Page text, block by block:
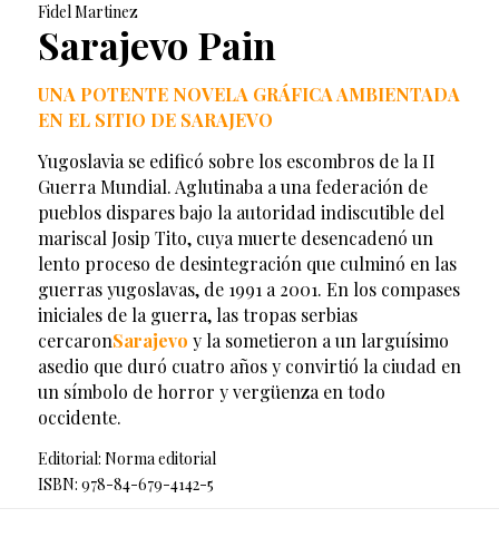
Fidel Martinez
Sarajevo Pain
UNA POTENTE NOVELA GRÁFICA AMBIENTADA
EN EL SITIO DE SARAJEVO
Yugoslavia se edificó sobre los escombros de la II
Guerra Mundial. Aglutinaba a una federación de
pueblos dispares bajo la autoridad indiscutible del
mariscal Josip Tito, cuya muerte desencadenó un
lento proceso de desintegración que culminó en las
guerras yugoslavas, de 1991 a 2001. En los compases
iniciales de la guerra, las tropas serbias
cercaronSarajevo y la sometieron a un larguísimo
asedio que duró cuatro años y convirtió la ciudad en
un símbolo de horror y vergüenza en todo
occidente.
Editorial: Norma editorial
ISBN: 978-84-679-4142-5